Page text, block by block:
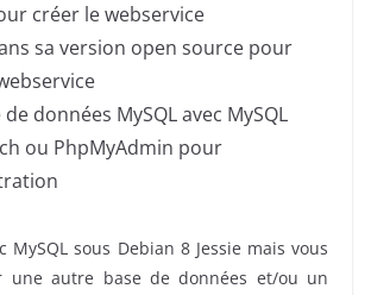
créer le webservice
sa version open source pour
données MySQL avec MySQL
ou PhpMyAdmin pour
MySQL sous Debian 8 Jessie mais vous
une autre base de données et/ou un